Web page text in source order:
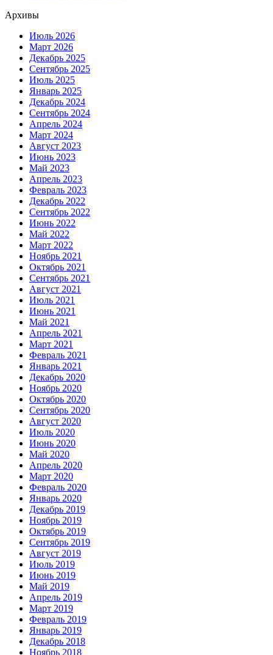
Архивы
Июль 2026
Март 2026
Декабрь 2025
Сентябрь 2025
Июль 2025
Январь 2025
Декабрь 2024
Сентябрь 2024
Апрель 2024
Март 2024
Август 2023
Июнь 2023
Май 2023
Апрель 2023
Февраль 2023
Декабрь 2022
Сентябрь 2022
Июнь 2022
Май 2022
Март 2022
Ноябрь 2021
Октябрь 2021
Сентябрь 2021
Август 2021
Июль 2021
Июнь 2021
Май 2021
Апрель 2021
Март 2021
Февраль 2021
Январь 2021
Декабрь 2020
Ноябрь 2020
Октябрь 2020
Сентябрь 2020
Август 2020
Июль 2020
Июнь 2020
Май 2020
Апрель 2020
Март 2020
Февраль 2020
Январь 2020
Декабрь 2019
Ноябрь 2019
Октябрь 2019
Сентябрь 2019
Август 2019
Июль 2019
Июнь 2019
Май 2019
Апрель 2019
Март 2019
Февраль 2019
Январь 2019
Декабрь 2018
Ноябрь 2018